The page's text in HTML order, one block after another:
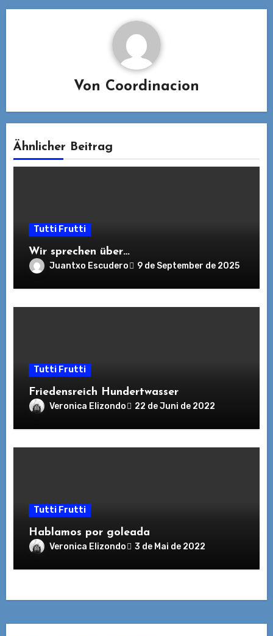
Von Coordinacion
Ähnlicher Beitrag
Tutti Frutti
Wir sprechen über…
Juantxo Escudero 9 de September de 2025
Tutti Frutti
Friedensreich Hundertwasser
Veronica Elizondo 22 de Juni de 2022
Tutti Frutti
Hablamos por goleada
Veronica Elizondo 3 de Mai de 2022